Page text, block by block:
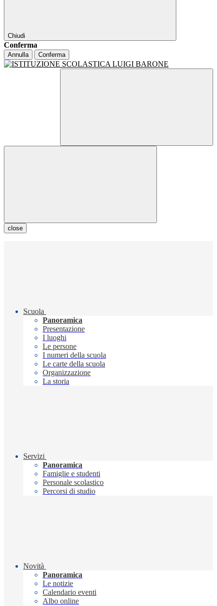
Chiudi
Conferma
Annulla Conferma
close
Scuola
Panoramica
Presentazione
I luoghi
Le persone
I numeri della scuola
Le carte della scuola
Organizzazione
La storia
Servizi
Panoramica
Famiglie e studenti
Personale scolastico
Percorsi di studio
Novità
Panoramica
Le notizie
Calendario eventi
Albo online